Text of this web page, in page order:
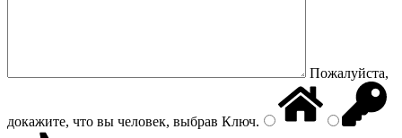
Пожалуйста,
докажите, что вы человек, выбрав Ключ.